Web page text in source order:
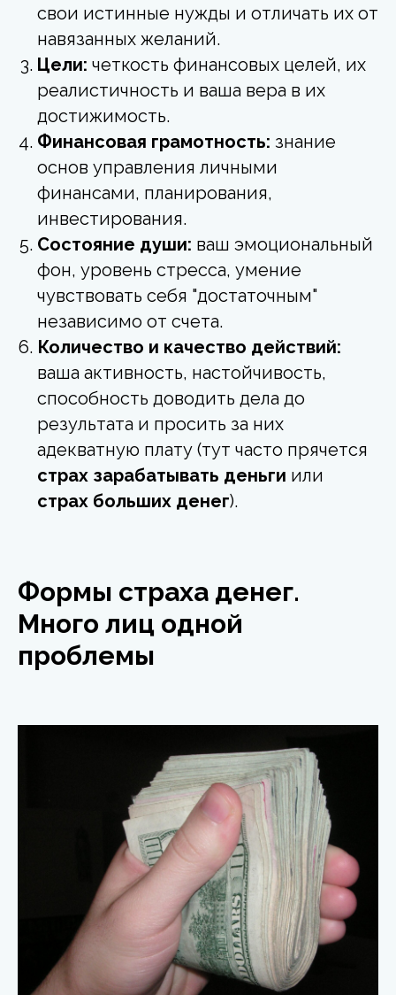
свои истинные нужды и отличать их от
навязанных желаний.
Цели: четкость финансовых целей, их
реалистичность и ваша вера в их
достижимость.
Финансовая грамотность: знание
основ управления личными
финансами, планирования,
инвестирования.
Состояние души: ваш эмоциональный
фон, уровень стресса, умение
чувствовать себя "достаточным"
независимо от счета.
Количество и качество действий:
ваша активность, настойчивость,
способность доводить дела до
результата и просить за них
адекватную плату (тут часто прячется
страх зарабатывать деньги или
страх больших денег).
Формы страха денег.
Много лиц одной
проблемы